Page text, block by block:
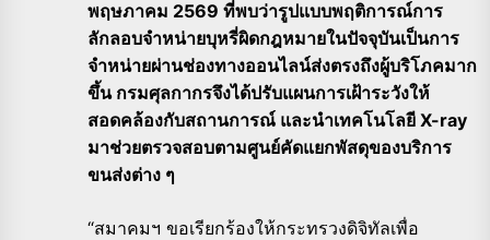
พฤษภาคม 2569 ที่พบว่ารูปแบบพฤติการณ์การ
ลักลอบจำหน่ายบุหรี่ผิดกฎหมายในปัจจุบันเป็นการ
จำหน่ายผ่านช่องทางออนไลน์ส่งตรงถึงผู้บริโภคมาก
ขึ้น กรมศุลกากรจึงได้ปรับแผนการเฝ้าระวังให้
สอดคล้องกับสถานการณ์ และนำเทคโนโลยี X-ray
มาช่วยตรวจสอบตามศูนย์คัดแยกพัสดุของบริการ
ขนส่งต่าง ๆ
“สมาคมฯ ขอเรียกร้องให้กระทรวงดิจิทัลเพื่อ